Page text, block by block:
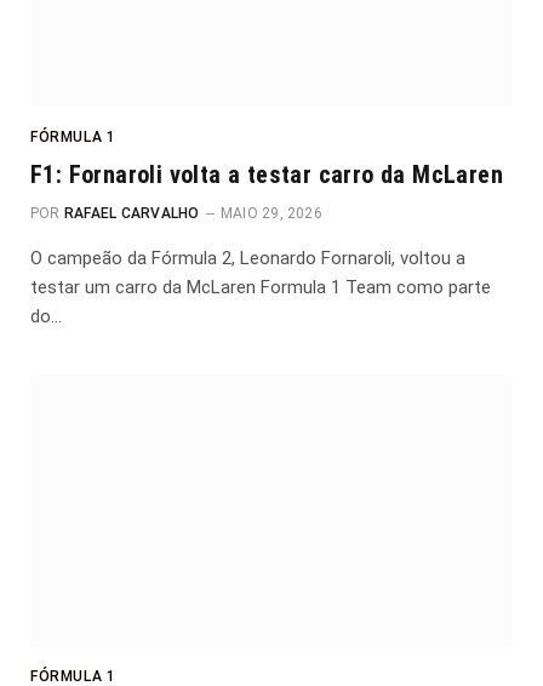
FÓRMULA 1
F1: Fornaroli volta a testar carro da McLaren
POR RAFAEL CARVALHO MAIO 29, 2026
O campeão da Fórmula 2, Leonardo Fornaroli, voltou a
testar um carro da McLaren Formula 1 Team como parte
do…
FÓRMULA 1